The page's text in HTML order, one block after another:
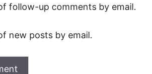
follow-up comments by email.
new posts by email.